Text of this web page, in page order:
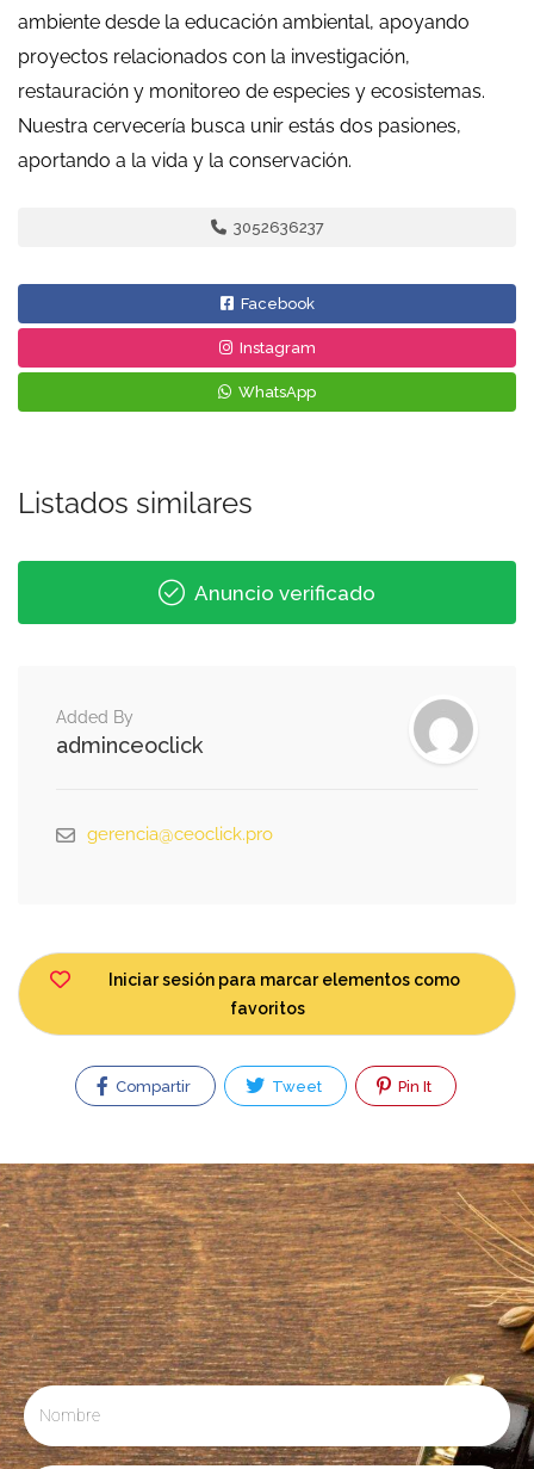
ambiente desde la educación ambiental, apoyando
proyectos relacionados con la investigación,
restauración y monitoreo de especies y ecosistemas.
Nuestra cervecería busca unir estás dos pasiones,
aportando a la vida y la conservación.
3052636237
Facebook
Instagram
WhatsApp
Listados similares
Anuncio verificado
Added By
adminceoclick
gerencia@ceoclick.pro
Iniciar sesión para marcar elementos como
favoritos
Compartir Tweet Pin It